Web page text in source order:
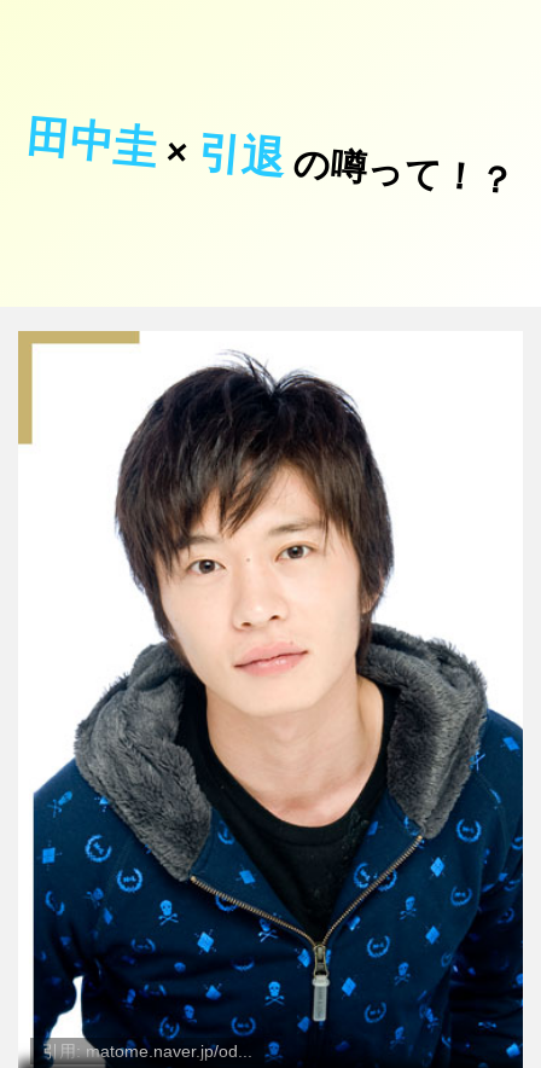
田中圭× 引退の噂って！？
引用: matome.naver.jp/od...